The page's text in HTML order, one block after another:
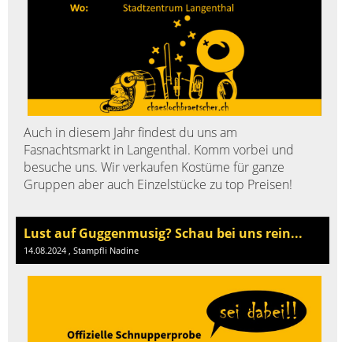
Auch in diesem Jahr findest du uns am
Fasnachtsmarkt in Langenthal. Komm vorbei und
besuche uns. Wir verkaufen Kostüme für ganze
Gruppen aber auch Einzelstücke zu top Preisen!
Lust auf Guggenmusig? Schau bei uns rein...
14.08.2024 , Stampfli Nadine